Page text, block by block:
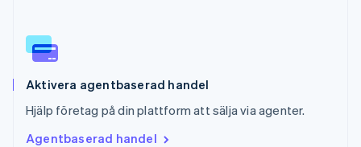
Aktivera agentbaserad handel
Hjälp företag på din plattform att sälja via agenter.
Agentbaserad handel